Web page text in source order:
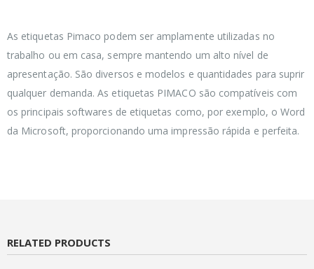
As etiquetas Pimaco podem ser amplamente utilizadas no
trabalho ou em casa, sempre mantendo um alto nível de
apresentação. São diversos e modelos e quantidades para suprir
qualquer demanda. As etiquetas PIMACO são compatíveis com
os principais softwares de etiquetas como, por exemplo, o Word
da Microsoft, proporcionando uma impressão rápida e perfeita.
RELATED PRODUCTS